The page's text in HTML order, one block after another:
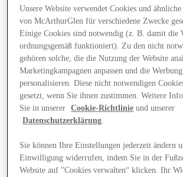
Angebote
Unsere Website verwendet Cookies und
von McArthurGlen für verschiedene Zwecke
Einige Cookies sind notwendig (z. B. damit die
ordnungsgemäß funktioniert). Zu den nicht
gehören solche, die die Nutzung der Website
Marketingkampagnen anpassen und die
personalisieren. Diese nicht notwendigen
gesetzt, wenn Sie ihnen zustimmen. Weitere
Sie in unserer
Cookie-Richtlinie und unserer
Datenschutzerklärung.
Sie können Ihre Einstellungen jederzeit ändern
Einwilligung widerrufen, indem Sie in der
Website auf "Cookies verwalten“ klicken. Ihr